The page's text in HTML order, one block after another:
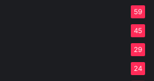
59
45
29
24